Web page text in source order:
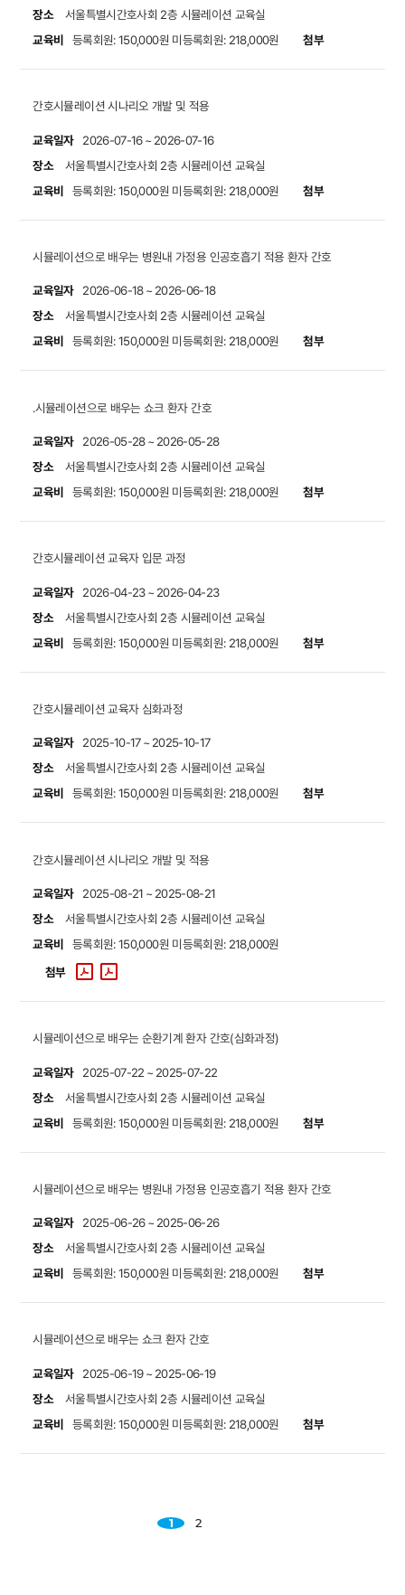
장소 서울특별시간호사회 2층 시뮬레이션 교육실
교육비 등록회원: 150,000원 미등록회원: 218,000원 첨부
간호시뮬레이션 시나리오 개발 및 적용
교육일자 2026-07-16 ~ 2026-07-16
장소 서울특별시간호사회 2층 시뮬레이션 교육실
교육비 등록회원: 150,000원 미등록회원: 218,000원 첨부
시뮬레이션으로 배우는 병원내 가정용 인공호흡기 적용 환자 간호
교육일자 2026-06-18 ~ 2026-06-18
장소 서울특별시간호사회 2층 시뮬레이션 교육실
교육비 등록회원: 150,000원 미등록회원: 218,000원 첨부
.시뮬레이션으로 배우는 쇼크 환자 간호
교육일자 2026-05-28 ~ 2026-05-28
장소 서울특별시간호사회 2층 시뮬레이션 교육실
교육비 등록회원: 150,000원 미등록회원: 218,000원 첨부
간호시뮬레이션 교육자 입문 과정
교육일자 2026-04-23 ~ 2026-04-23
장소 서울특별시간호사회 2층 시뮬레이션 교육실
교육비 등록회원: 150,000원 미등록회원: 218,000원 첨부
간호시뮬레이션 교육자 심화과정
교육일자 2025-10-17 ~ 2025-10-17
장소 서울특별시간호사회 2층 시뮬레이션 교육실
교육비 등록회원: 150,000원 미등록회원: 218,000원 첨부
간호시뮬레이션 시나리오 개발 및 적용
교육일자 2025-08-21 ~ 2025-08-21
장소 서울특별시간호사회 2층 시뮬레이션 교육실
교육비 등록회원: 150,000원 미등록회원: 218,000원
첨부
시뮬레이션으로 배우는 순환기계 환자 간호(심화과정)
교육일자 2025-07-22 ~ 2025-07-22
장소 서울특별시간호사회 2층 시뮬레이션 교육실
교육비 등록회원: 150,000원 미등록회원: 218,000원 첨부
시뮬레이션으로 배우는 병원내 가정용 인공호흡기 적용 환자 간호
교육일자 2025-06-26 ~ 2025-06-26
장소 서울특별시간호사회 2층 시뮬레이션 교육실
교육비 등록회원: 150,000원 미등록회원: 218,000원 첨부
시뮬레이션으로 배우는 쇼크 환자 간호
교육일자 2025-06-19 ~ 2025-06-19
장소 서울특별시간호사회 2층 시뮬레이션 교육실
교육비 등록회원: 150,000원 미등록회원: 218,000원 첨부
1 2